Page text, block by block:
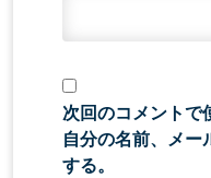
次回のコメントで
自分の名前、メー
する。